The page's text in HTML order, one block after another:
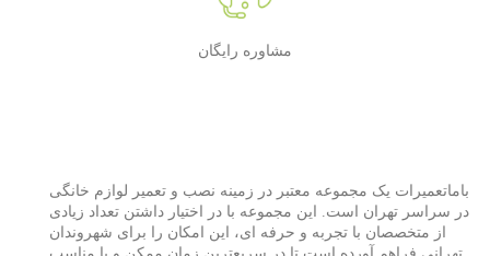
مشاوره رایگان
باماتعمیرات یک مجموعه معتبر در زمینه نصب و تعمیر لوازم خانگی
در سراسر تهران است. این مجموعه با در اختیار داشتن تعداد زیادی
از متخصصان با تجربه و حرفه ای، این امکان را برای شهروندان